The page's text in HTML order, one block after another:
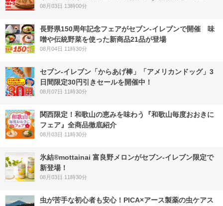
08月03日 13時00分
長野県150周年記念フェアがセブン-イレブンで開催 味
噌や伝統野菜を使った新商品21品が登場
08月04日 11時30分
セブン‐イレブン「からあげ棒」「アメリカンドッグ」3
日間限定30円引きセールを開催中！
08月07日 11時30分
関西限定！和歌山の恵みを味わう『和歌山毎度おおきに
フェア』全商品徹底紹介
08月03日 11時30分
氷結®mottainai 富良野メロンがセブン‐イレブン限定で
新登場！
08月03日 11時30分
虫が苦手な初心者も安心！PICA×アース製薬の虫ケアス